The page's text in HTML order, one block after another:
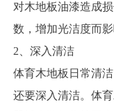
对木地板油漆造成
数，增加光洁度而影
2、深入清洁
体育木地板日常清
还要深入清洁。体